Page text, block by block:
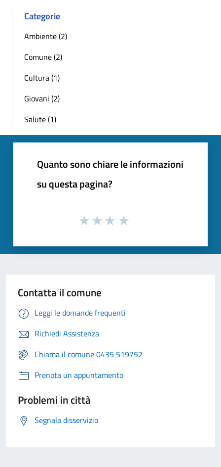
Categorie
Ambiente (2)
Comune (2)
Cultura (1)
Giovani (2)
Salute (1)
Quanto sono chiare le informazioni
su questa pagina?
Contatta il comune
Leggi le domande frequenti
Richiedi Assistenza
Chiama il comune 0435 519752
Prenota un appuntamento
Problemi in città
Segnala disservizio